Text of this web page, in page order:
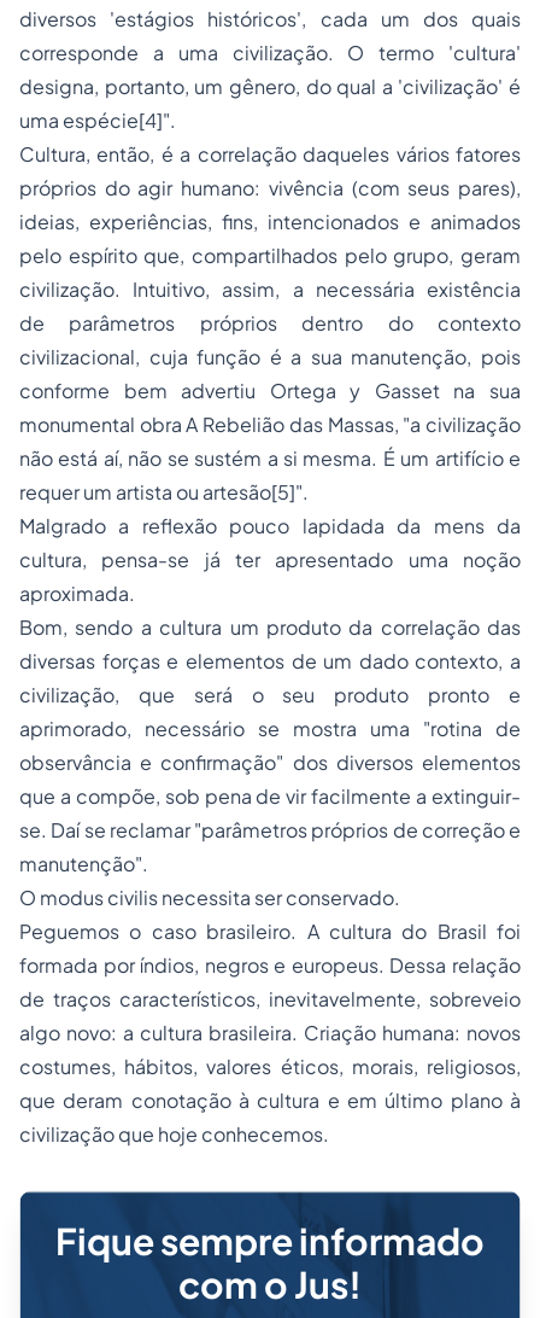
diversos 'estágios históricos', cada um dos quais
corresponde a uma civilização. O termo 'cultura'
designa, portanto, um gênero, do qual a 'civilização' é
uma espécie[4]".
Cultura, então, é a correlação daqueles vários fatores
próprios do agir humano: vivência (com seus pares),
ideias, experiências, fins, intencionados e animados
pelo espírito que, compartilhados pelo grupo, geram
civilização. Intuitivo, assim, a necessária existência
de parâmetros próprios dentro do contexto
civilizacional, cuja função é a sua manutenção, pois
conforme bem advertiu Ortega y Gasset na sua
monumental obraA Rebelião das Massas, "a civilização
não está aí, não se sustém a si mesma. É um artifício e
requer um artista ou artesão[5]".
Malgrado a reflexão pouco lapidada da mensda
cultura, pensa-se já ter apresentado uma noção
aproximada.
Bom, sendo a cultura um produto da correlação das
diversas forças e elementos de um dado contexto, a
civilização, que será o seu produto pronto e
aprimorado, necessário se mostra uma "rotina de
observância e confirmação" dos diversos elementos
que a compõe, sob pena de vir facilmente a extinguir-
se. Daí se reclamar "parâmetros próprios de correção e
manutenção".
O modus civilisnecessita ser conservado.
Peguemos o caso brasileiro. A cultura do Brasil foi
formada por índios, negros e europeus. Dessa relação
de traços característicos, inevitavelmente, sobreveio
algo novo: a cultura brasileira. Criação humana: novos
costumes, hábitos, valores éticos, morais, religiosos,
que deram conotação à cultura e em último plano à
civilização que hoje conhecemos.
Fique sempre informado
com o Jus!